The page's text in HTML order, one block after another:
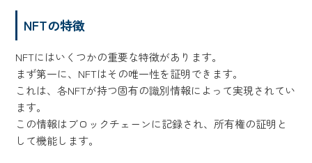
NFTの特徴
NFTにはいくつかの重要な特徴があります。
まず第一に、NFTはその唯一性を証明できます。
これは、各NFTが持つ固有の識別情報によって実現されてい
ます。
この情報はブロックチェーンに記録され、所有権の証明と
して機能します。